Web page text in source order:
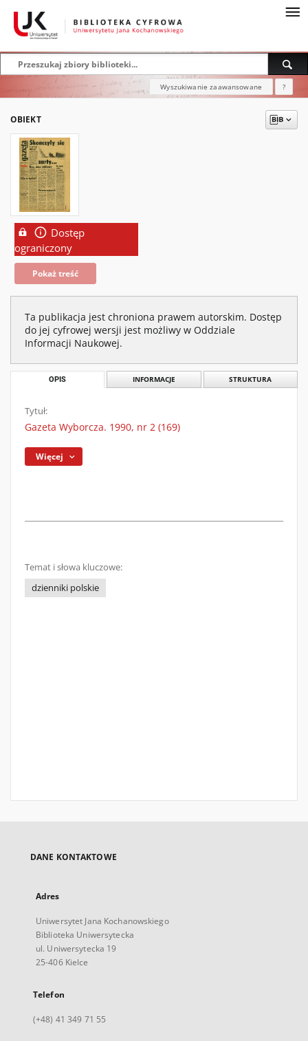
Wyszukiwanie zaawansowane ?
OBIEKT
Dostęp
ograniczony
Pokaż treść
Ta publikacja jest chroniona prawem autorskim. Dostęp
do jej cyfrowej wersji jest możliwy w Oddziale
Informacji Naukowej.
OPIS INFORMACJE STRUKTURA
Tytuł:
Gazeta Wyborcza. 1990, nr 2 (169)
Więcej
Temat i słowa kluczowe:
dzienniki polskie
DANE KONTAKTOWE
Adres
Uniwersytet Jana Kochanowskiego
Biblioteka Uniwersytecka
ul. Uniwersytecka 19
25-406 Kielce
Telefon
(+48) 41 349 71 55